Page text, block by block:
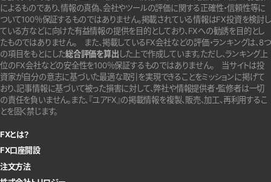
によるものであり、情報の真偽、会社やツールの評価に関する正確性・信頼性等に
ついて100％保証するものではありません。掲載されている情報はFX投資を検討し
ている方などに向けた有益情報の提供を目的としており、FXへの勧誘を目的とし
たものではありません。 また、掲載しているFX会社などの評価・ランキングは、8つ
の項目をもとにした総合評価を算出 した上で作成しています。ただし、ランキング上
位のFX会社などの安全性を100％保証するものではありません。
当サイトは投
資家が自分の意志に基づいた最適な取引を実現できることをミッションに掲げて
おり、記事情報に基づいて被った損害に対して、弊社や情報提供者・監修者は一切
の責任を負いません。また、『ユアFX』の掲載情報を複製、販売、加工、再利用するこ
とを固く禁じます。
FXとは？
FX口座開設
注文方法